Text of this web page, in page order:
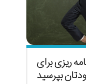
ریزی برای
بپرسید